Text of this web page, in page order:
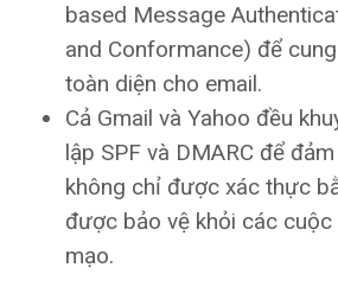
based Message
and Conformance) để
toàn diện cho email.
Cả Gmail và Yahoo đều
lập SPF và DMARC để
không chỉ được xác thực
được bảo vệ khỏi các
mạo.